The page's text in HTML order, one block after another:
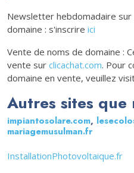
Newsletter hebdomadaire sur
domaine : s'inscrire ici
Vente de noms de domaine :
vente sur clicachat.com. Pour
domaine en vente, veuillez
Autres sites que
impiantosolare.com,
mariagemusulman.fr
InstallationPhotovoltaique.fr